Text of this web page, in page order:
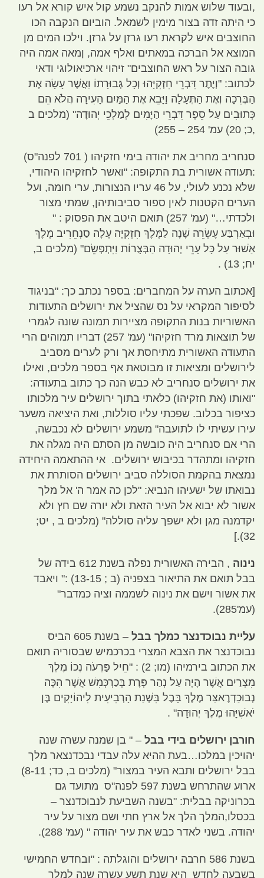
,ובעוד שלוש אמות להנקב נשמע קול איש קורא אל רעו
כי היתה זדה בצור מימין לשמאל. הוביום הנקבה הכו
החוצבים איש לקראת רעו גרזן על גרזן. וילכו המים מן
המוצא אל הברכה במאתים ואלף אמה, ןמאה אמה היה
גובה הצור על ראש החוצבים" זיהוי ארכיאולוגי ודאי
לכתוב: "וְיֶתֶר דִּבְרֵי חִזְקִיָּהוּ וְכָל גְּבוּרָתוֹ וַאֲשֶׁר עָשָׂה אֶת
הַבְּרֵכָה וְאֶת הַתְּעָלָה וַיָּבֵא אֶת הַמַּיִם הָעִירָה הֲלֹא הֵם
כְּתוּבִים עַל סֵפֶר דִּבְרֵי הַיָּמִים לְמַלְכֵי יְהוּדָה"
(מלכים ב
,כ; 20) עמ' 254 – 255)
סנחריב מחריב את יהודה בימי חזקיהו ( 701 לפנה"ס)
:תעודה אשורית בת התקופה: "ואשר לחזקיהו היהודי,
שלא נכנע לעולי, על 46 עריו הנצורות, ערי חומה, ועל
הערים הקטנות לאין ספור סביבותיהן, שמתי מצור
ולכדתי…" (עמ' 257) תואם היטב את הפסוק : "
וּבְאַרְבַּע עֶשְׂרֵה שָׁנָה לַמֶּלֶךְ חִזְקִיָּה עָלָה סַנְחֵרִיב מֶלֶךְ
אַשּׁוּר עַל כָּל עָרֵי יְהוּדָה הַבְּצֻרוֹת וַיִּתְפְּשֵׂם" (מלכים ב,
יח; 13) .
[אכתוב הערה על המחברים: בספר נכתב כך: "בניגוד
לסיפור המקראי על נס שהציל את ירושלים התעודות
האשוריות בנות התקופה מציירות תמונה שונה לגמרי
של תוצאות מרד חזקיהו" (עמ' 257)
דבריו תמוהים הרי
התעודה האשורית מתיחסת אך ורק לערים מסביב
לירושלים ומציאות זו מבוטאת אף בספר מלכים, ואילו
את ירושלים סנחריב לא כבש הנה כך כתוב בתעודה:
"ואותו (את חזקיהו) כלאתי בתוך ירושלים עיר מלכותו
כציפור בכלוב. שפכתי עליו סוללות, ואת היציאה משער
עירו עשיתי לו לתועבה" משמע ירושלים לא נכבשה,
הרי אם סנחריב היה כובשה מן הסתם היה מגלה את
חזקיהו ומתהדר בכיבוש ירושלים. אי ההתאמה היחידה
נמצאת בהקמת הסוללה סביב ירושלים הסותרת את
נבואתו של ישעיהו הנביא: "לכן כה אמר ה' אל מלך
אשור לא יבוא אל העיר הזאת ולא יורה שם חץ ולא
יקדמנה מגן ולא ישפך עליה סוללה" (מלכים ב , יט;
32).]
נינוה , הבירה האשורית נפלה בשנת 612 בידה של
בבל תואם את התיאור בצפניה (ב ; 13-15) :"
ויאבד
את אשור וישם את נינוה לשממה וציה כמדבר"
(עמ'285).
עליית נבוכדנצר כמלך בבל – בשנת 605 הביס
נבוכדנצר את הצבא המצרי בכרכמיש שבסוריה תואם
את הכתוב בירמיהו (מו; 2) : "
חֵיל פַּרְעֹה נְכוֹ מֶלֶךְ
מִצְרַיִם אֲשֶׁר הָיָה עַל נְהַר פְּרָת בְּכַרְכְּמִשׁ אֲשֶׁר הִכָּה
נְבוּכַדְרֶאצַּר מֶלֶךְ בָּבֶל בִּשְׁנַת הָרְבִיעִית לִיהוֹיָקִים בֶּן
יֹאשִׁיָּהוּ מֶלֶךְ יְהוּדָה" .
חורבן ירושלים בידי בבל – " בן שמנה עשרה שנה
יהויכין במלכו…בעת ההיא עלה עבדי נבכדנצאר מלך
בבל ירושלים ותבא העיר במצור" (מלכים ב, כד; 8-11)
ארוע שהתרחש בשנת 597 לפנה"ס מתועד גם
בכרוניקה בבלית: "בשנה השביעת לנבוכדנצר –
בכסלו,המלך הלך אל ארץ חתי ושם מצור על עיר
יהודה. בשני לאדר כבש את עיר יהודה " (עמ' 288).
בשנת 586 חרבה ירושלים והוגלתה : "ובחדש החמישי
בשבעה לחדש היא שנת תשע עשרה שנה למלך